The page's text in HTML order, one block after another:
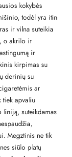
kokybės
todėl yra itin
ir vilna suteikia
o akrilo ir
ir
kirpimas su
derinių su
ar
tiek apvaliu
liniją, suteikdamas
Megztinis ne tik
siūlo platų